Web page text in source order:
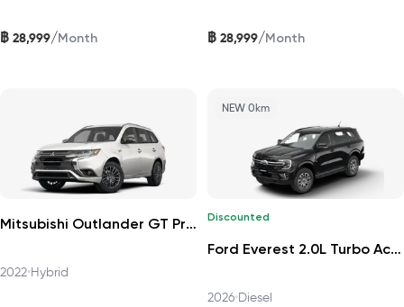
฿ 28,999/Month ฿ 28,999/Month
Mitsubishi Outlander GT Premium 4WD 2022
2022•Hybrid
NEW 0km
Discounted
Ford Everest 2.0L Turbo Active 4x2 10AT 2026
2026•Diesel